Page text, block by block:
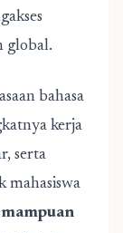
global.
bahasa
kerja
serta
mahasiswa